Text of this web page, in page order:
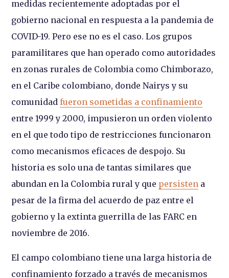
medidas recientemente adoptadas por el
gobierno nacional en respuesta a la pandemia de
COVID-19. Pero ese no es el caso. Los grupos
paramilitares que han operado como autoridades
en zonas rurales de Colombia como Chimborazo,
en el Caribe colombiano, donde Nairys y su
comunidadfueron sometidas a confinamiento
entre 1999 y 2000, impusieron un orden violento
en el que todo tipo de restricciones funcionaron
como mecanismos eficaces de despojo. Su
historia es solo una de tantas similares que
abundan en la Colombia rural y que persisten a
pesar de la firma del acuerdo de paz entre el
gobierno y la extinta guerrilla de las FARC en
noviembre de 2016.
El campo colombiano tiene una larga historia de
confinamiento forzado a través de mecanismos